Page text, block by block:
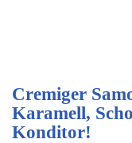
Cremiger
Karamell,
Konditor!